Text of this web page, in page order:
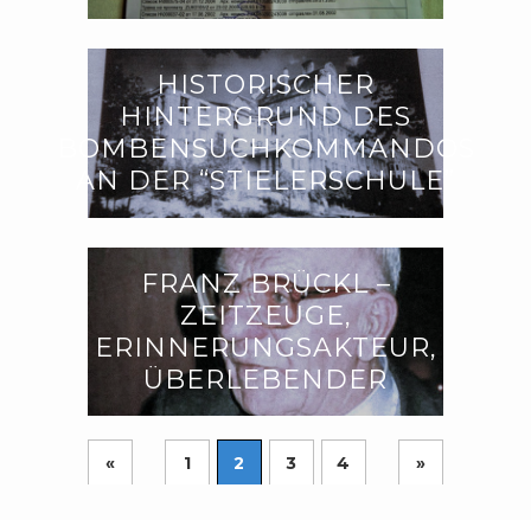
HISTORISCHER
HINTERGRUND DES
BOMBENSUCHKOMMANDOS
AN DER “STIELERSCHULE”
FRANZ BRÜCKL –
ZEITZEUGE,
ERINNERUNGSAKTEUR,
ÜBERLEBENDER
« 1 2 3 4 »